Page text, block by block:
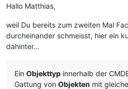
Hallo Matthias,
weil Du bereits zum zweiten Mal
durcheinander schmeisst, hier ein
dahinter…
Ein Objekttyp innerhalb der
Gattung von Objekten mit